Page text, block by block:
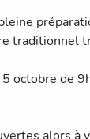
traditionnel
octobre de